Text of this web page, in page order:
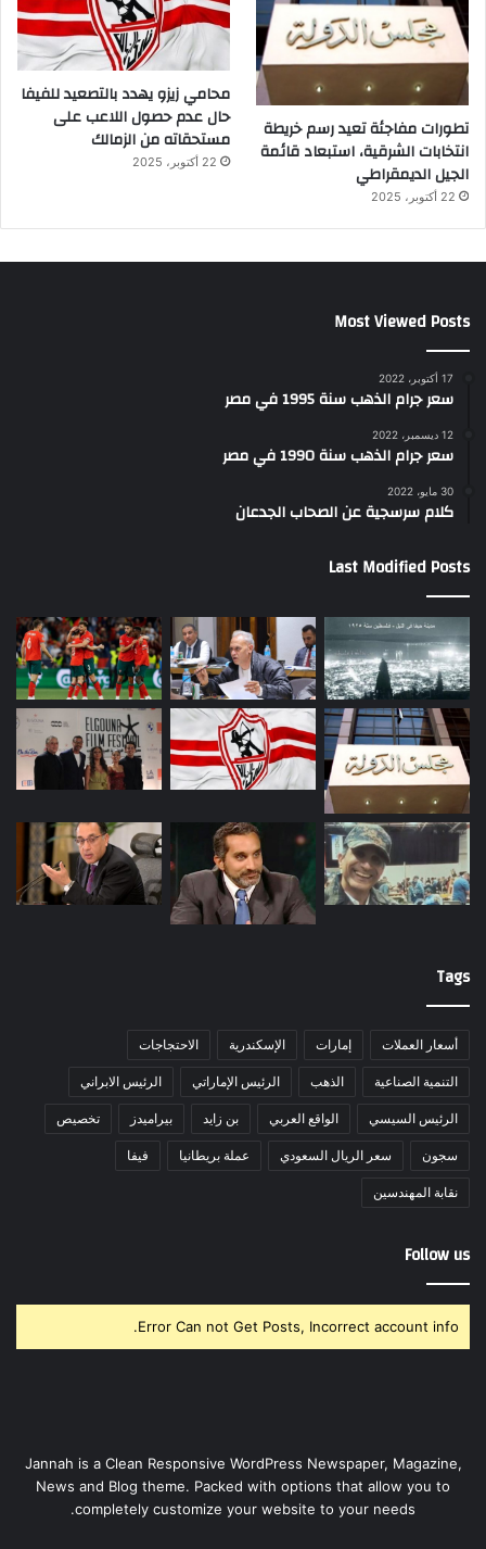
تطورات مفاجئة تعيد رسم خريطة
انتخابات الشرقية، استبعاد قائمة
الجيل الديمقراطي
22 أكتوبر، 2025
محامي زيزو يهدد بالتصعيد للفيفا
حال عدم حصول اللاعب على
مستحقاته من الزمالك
22 أكتوبر، 2025
Most Viewed Posts
17 أكتوبر، 2022
سعر جرام الذهب سنة 1995 في مصر
12 ديسمبر، 2022
سعر جرام الذهب سنة 1990 في مصر
30 مايو، 2022
كلام سرسجية عن الصحاب الجدعان
Last Modified Posts
Tags
أسعار العملات إمارات الإسكندرية الاحتجاجات
التنمية الصناعية الذهب الرئيس الإماراتي الرئيس الابراني
الرئيس السيسي الواقع العربي بن زايد بيراميدز تخصيص
سجون سعر الريال السعودي عملة بريطانيا فيفا
نقابة المهندسين
Follow us
Error Can not Get Posts, Incorrect account info.
Jannah is a Clean Responsive WordPress Newspaper, Magazine,
News and Blog theme. Packed with options that allow you to
completely customize your website to your needs.